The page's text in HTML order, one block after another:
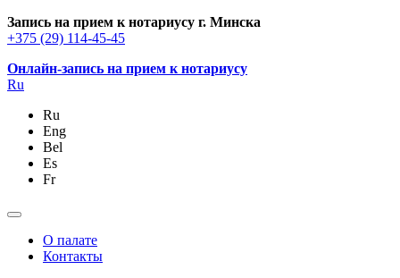
Запись на прием к нотариусу г. Минска
+375 (29) 114-45-45
Онлайн-запись на прием к нотариусу
Ru
Ru
Eng
Bel
Es
Fr
О палате
Контакты